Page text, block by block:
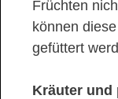
Früchten
können
gefüttert
Kräuter und